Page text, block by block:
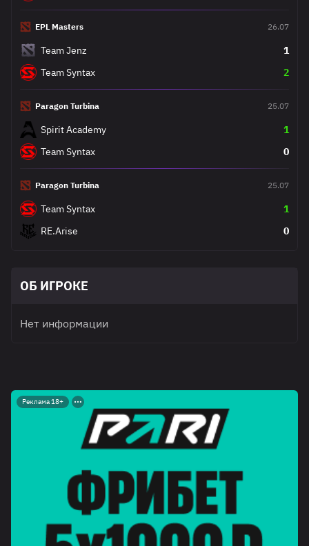
EPL Masters 26.07
Team Jenz
1
Team Syntax
2
Paragon Turbina 25.07
Spirit Academy
1
Team Syntax
0
Paragon Turbina 25.07
Team Syntax
1
RE.Arise
0
ОБ ИГРОКЕ
Нет информации
Реклама 18+